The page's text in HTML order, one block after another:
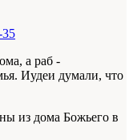
а раб -
Иудеи думали, что
из дома Божьего в